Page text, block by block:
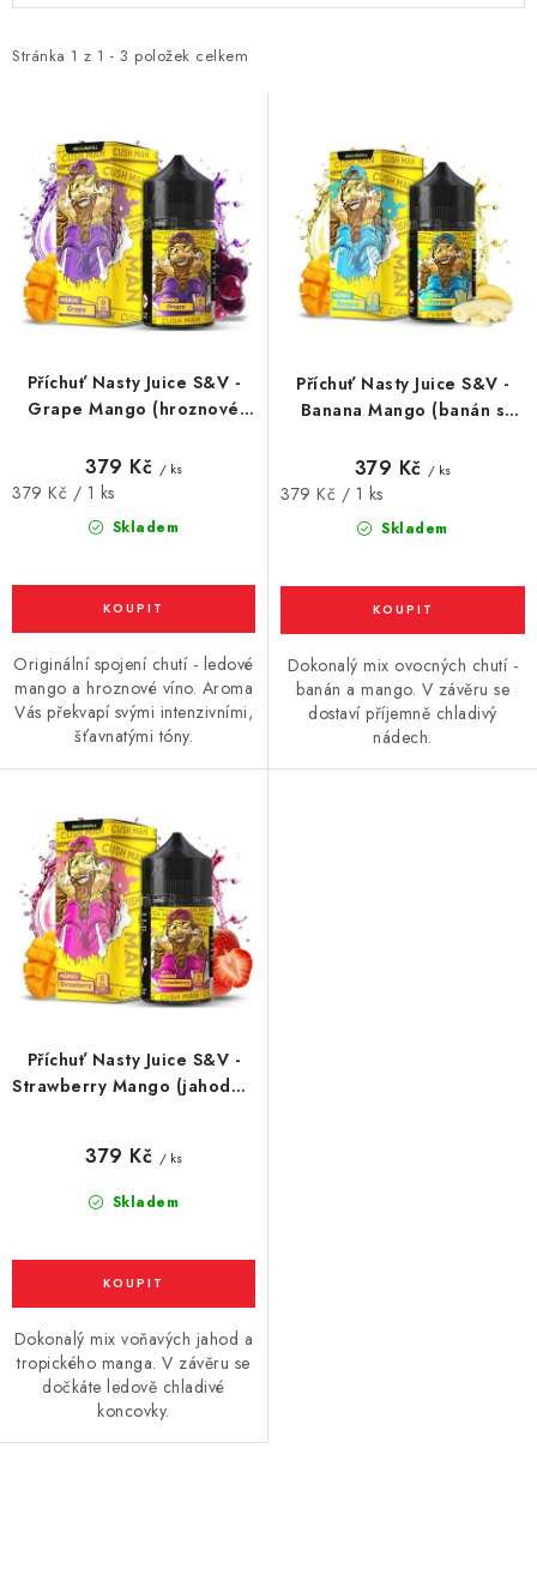
ZNAČKY
Vše o nákupu Jak reklamovat či vrátit zboží
Recenze
Kontakty
Prodejny Volná místa
i
o
d
u
k
Stránka 1 z 1 - 3 položek celkem
e
o
d
u
k
Příchuť Nasty Juice S&V -
Grape Mango (hroznové
Skladem
379 Kč / ks
Měrná
379 Kč / 1 ks
Originální spojení chutí - ledové
mango a hroznové víno. Aroma
Vás překvapí svými intenzivními,
šťavnatými tóny.
Příchuť Nasty Juice S&V -
Banana Mango (banán s
Skladem
379 Kč / ks
Měrná
379 Kč / 1 ks
Dokonalý mix ovocných chutí -
banán a mango. V závěru se
dostaví příjemně chladivý
nádech.
Příchuť Nasty Juice S&V -
Strawberry Mango (jahoda s
Skladem
379 Kč / ks
Dokonalý mix voňavých jahod a
tropického manga. V závěru se
dočkáte ledově chladivé
koncovky.